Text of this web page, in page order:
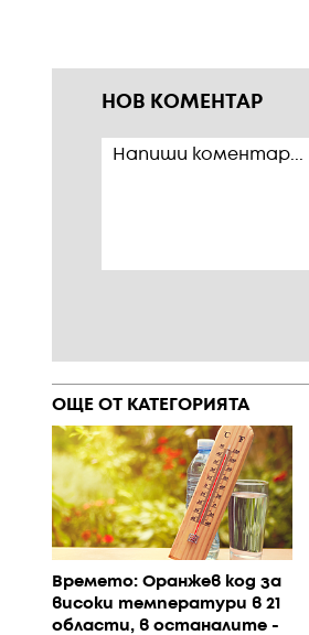
НОВ КОМЕНТАР
ОЩЕ ОТ КАТЕГОРИЯТА
Времето: Оранжев код за
високи температури в 21
области, в останалите -